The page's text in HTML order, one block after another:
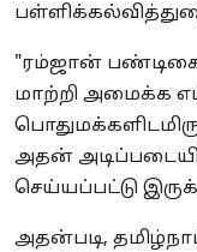
"ரம்ஜான்
மாற்றி அமைக்க
அதன்
செய்யப்பட்டு
அதன்படி,